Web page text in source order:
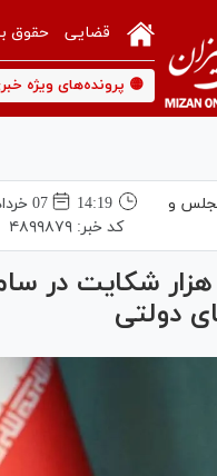
قضایی حقوق
🟡 پرونده‌های ویژه
و
14:19
07 خرداد 1405
کد خبر:۴۸۹۹۸۷۹
ثبت ۱۲۰ هزار
دولتی